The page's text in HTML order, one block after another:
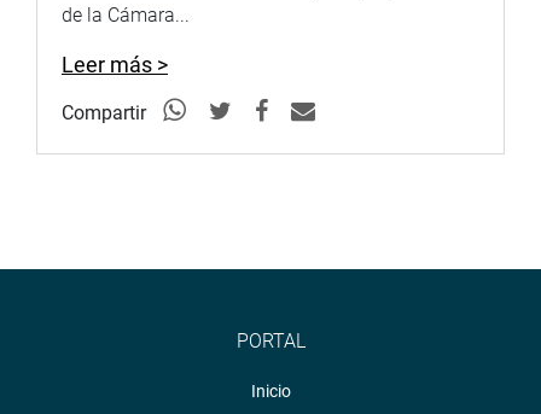
de la Cámara...
Leer más >
Compartir
PORTAL
Inicio